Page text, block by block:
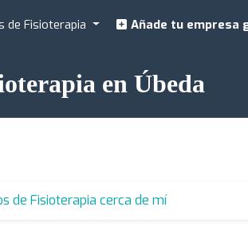
de Fisioterapia Añade tu empresa
en Úbeda
de Fisioterapia cerca de mí